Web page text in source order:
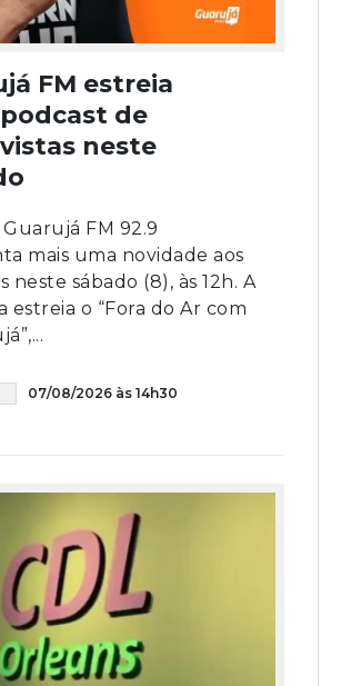
FM estreia
de
neste
Guarujá FM 92.9
mais uma novidade aos
neste sábado (8), às 12h. A
estreia o “Fora do Ar com
07/08/2026 às 14h30